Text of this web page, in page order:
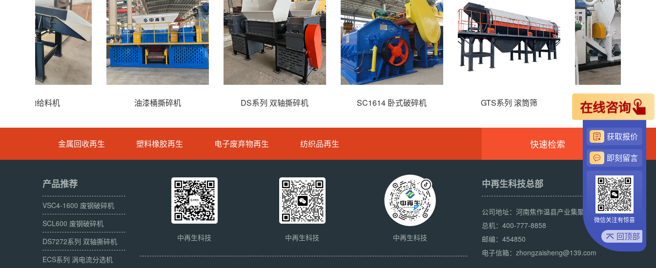
铜铝散热器撕碎机 大件垃圾撕碎机 SC7080 卧式破碎机 铜铝水箱破碎机
金属回收再生 塑料橡胶再生 电子废弃物再生 纺织品再生 快速检索
产品推荐
VSC4-1600 废钢破碎机
SCL600 废钢破碎机
DS7272系列 双轴撕碎机
ECS系列 涡电流分选机
中再生科技 中再生科技 中再生科技
中再生科技总部
公司地址：河南焦作温县产业集聚区鑫源路
总机：400-777-8858
邮编：454850
电子信箱：zhongzaisheng@139.com
在线咨询
获取报价
即刻留言
微信关注有惊喜
回顶部